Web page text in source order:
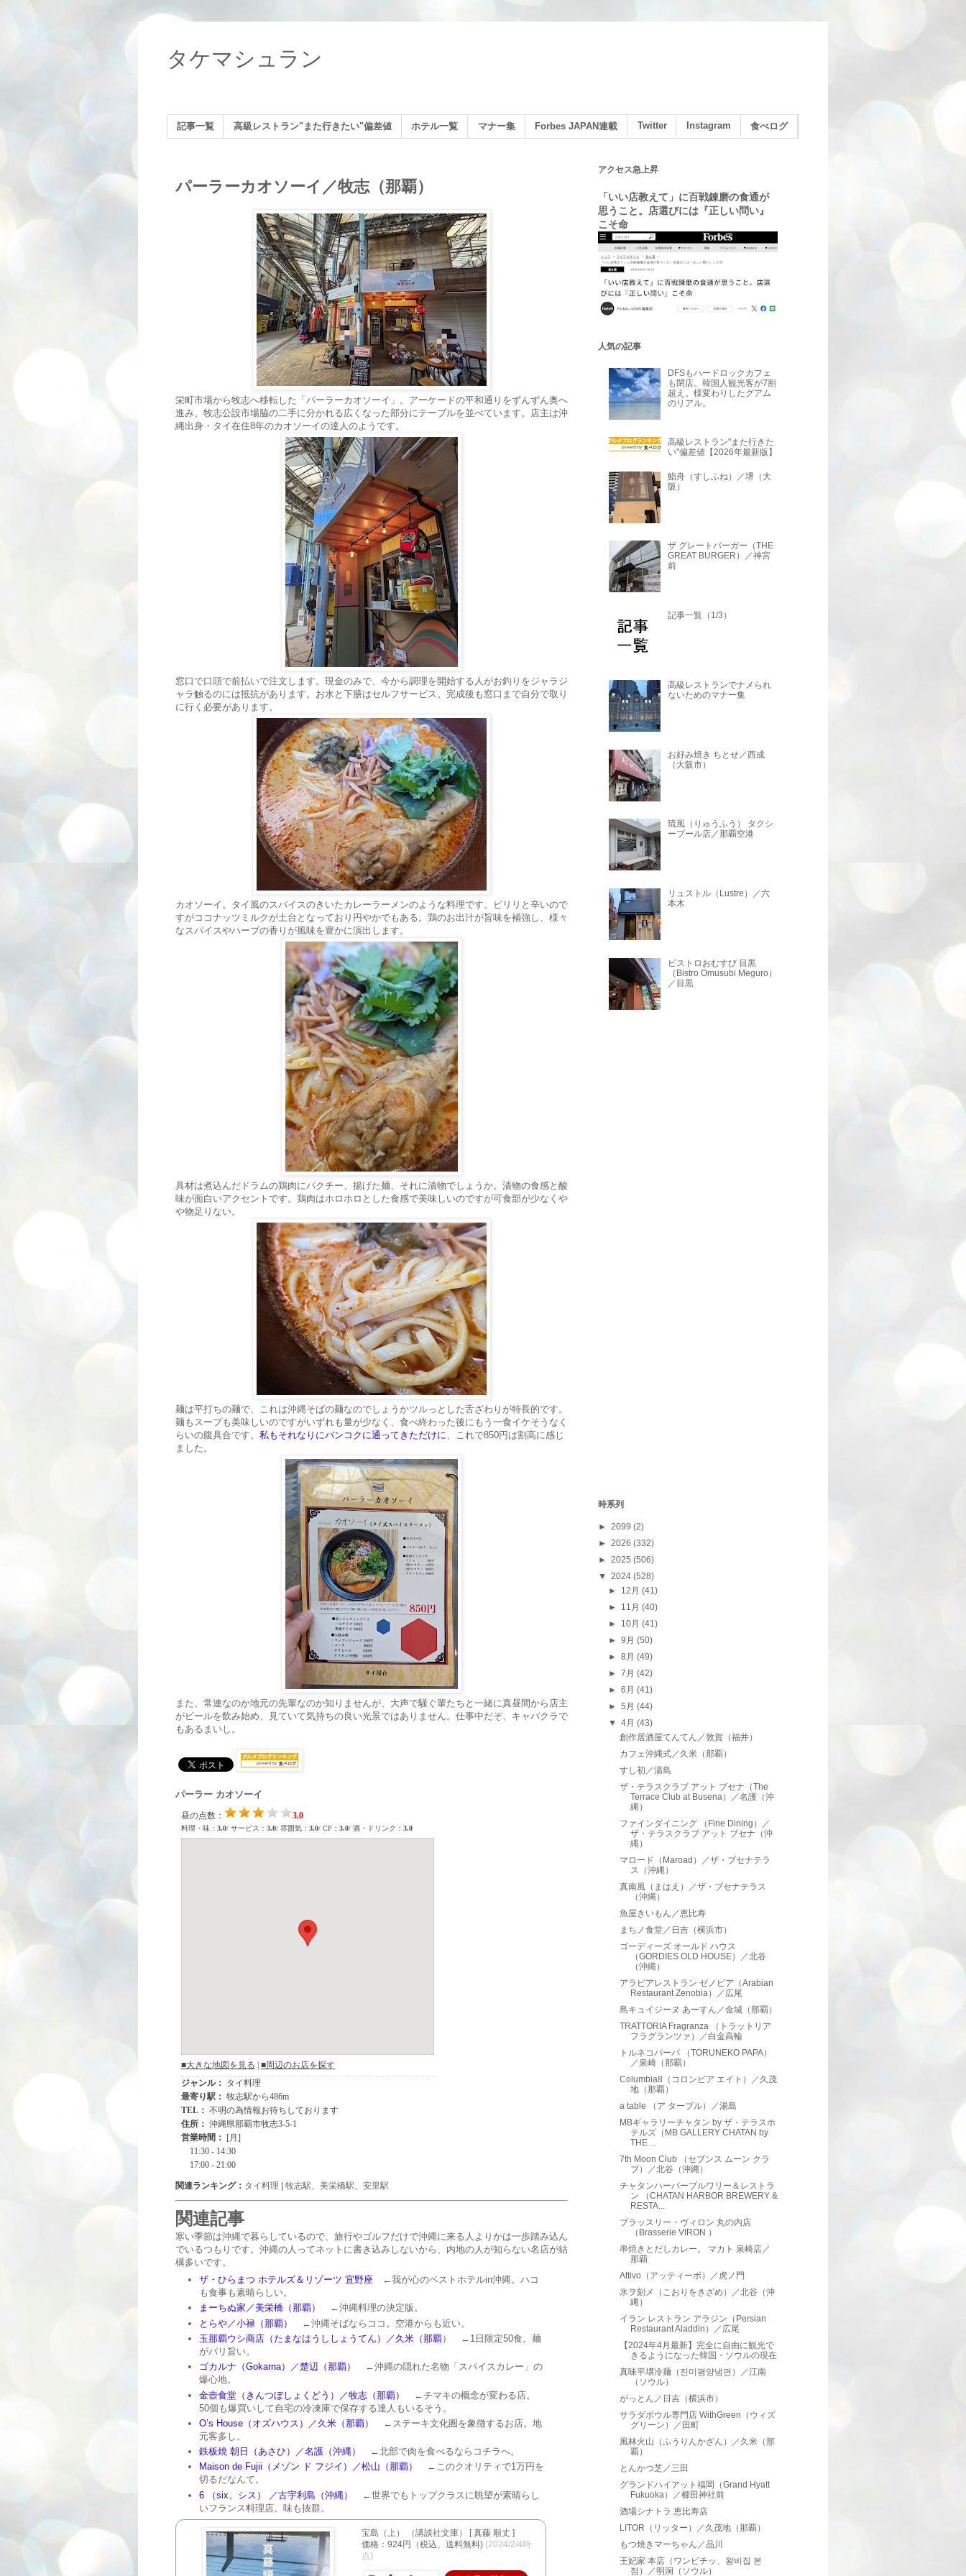
タケマシュラン
記事一覧 高級レストラン"また行きたい"偏差値 ホテル一覧 マナー集 Forbes JAPAN連載 Twitter Instagram 食べログ
パーラーカオソーイ／牧志（那覇）
栄町市場から牧志へ移転した「パーラーカオソーイ」。アーケードの平和通りをずんずん奥へ
進み、牧志公設市場脇の二手に分かれる広くなった部分にテーブルを並べています。店主は沖
縄出身・タイ在住8年のカオソーイの達人のようです。
窓口で口頭で前払いで注文します。現金のみで、今から調理を開始する人がお釣りをジャラジ
ャラ触るのには抵抗があります。お水と下膳はセルフサービス。完成後も窓口まで自分で取り
に行く必要があります。
カオソーイ。タイ風のスパイスのきいたカレーラーメンのような料理です。ピリリと辛いので
すがココナッツミルクが土台となっており円やかでもある。鶏のお出汁が旨味を補強し、様々
なスパイスやハーブの香りが風味を豊かに演出します。
具材は煮込んだドラムの鶏肉にパクチー、揚げた麺、それに漬物でしょうか。漬物の食感と酸
味が面白いアクセントです。鶏肉はホロホロとした食感で美味しいのですが可食部が少なくや
や物足りない。
麺は平打ちの麺で、これは沖縄そばの麺なのでしょうかツルっとした舌ざわりが特長的です。
麺もスープも美味しいのですがいずれも量が少なく、食べ終わった後にもう一食イケそうなく
らいの腹具合です。 私もそれなりにバンコクに通ってきただけに 、これで850円は割高に感じ
ました。
また、常連なのか地元の先輩なのか知りませんが、大声で騒ぐ輩たちと一緒に真昼間から店主
がビールを飲み始め、見ていて気持ちの良い光景ではありません。仕事中だぞ、キャバクラで
もあるまいし。
パーラー カオソーイ
関連ランキング： タイ料理 牧志駅、 美栄橋駅、 安里駅
関連記事
寒い季節は沖縄で暮らしているので、旅行やゴルフだけで沖縄に来る人よりかは一歩踏み込ん
でいるつもりです。沖縄の人ってネットに書き込みしないから、内地の人が知らない名店が結
構多いです。
ザ・ひらまつ ホテルズ＆リゾーツ 宜野座 ←我が心のベストホテルin沖縄。ハコ
も食事も素晴らしい。
まーちぬ家／美栄橋（那覇）
←沖縄料理の決定版。
とらや／小禄（那覇）
←沖縄そばならココ。空港からも近い。
玉那覇ウシ商店（たまなはうししょうてん）／久米（那覇 ） ←1日限定50食。麺
がバリ旨い。
ゴカルナ（Gokarna）／楚辺（那覇）
←沖縄の隠れた名物「スパイスカレー」の
爆心地。
金壺食堂（きんつぼしょくどう）／牧志（那覇）
←チマキの概念が変わる店。
50個も爆買いして自宅の冷凍庫で保存する達人もいるそう。
O’s House（オズハウス）／久米（那覇）
←ステーキ文化圏を象徴するお店。地
元客多し。
鉄板焼 朝日（あさひ）／名護（沖縄）
←北部で肉を食べるならコチラへ。
Maison de Fujii（メゾン ド フジイ）／松山（那覇）
←このクオリティで1万円を
切るだなんて。
6 （six、シス） ／古宇利島（沖縄）
←世界でもトップクラスに眺望が素晴らし
いフランス料理店。味も抜群。
宝島（上） （講談社文庫） [ 真藤 順丈 ]
価格：924円（税込、送料無料) (2024/2/4時
点)
アクセス急上昇
「いい店教えて」に百戦錬磨の食通が
思うこと。店選びには『正しい問い』
こそ命
人気の記事
DFSもハードロックカフェ
も閉店。韓国人観光客が7割
超え。様変わりしたグアム
のリアル。
高級レストラン"また行きた
い"偏差値【2026年最新版】
鮨舟（すしふね）／堺（大
阪）
ザ グレートバーガー（THE
GREAT BURGER）／神宮
前
記事一覧（1/3）
高級レストランでナメられ
ないためのマナー集
お好み焼き ちとせ／西成
（大阪市）
琉風（りゅうふう） タクシ
ープール店／那覇空港
リュストル（Lustre）／六
本木
ビストロおむすび 目黒
（Bistro Omusubi Meguro）
／目黒
時系列
► 2099 (2)
► 2026 (332)
► 2025 (506)
▼ 2024 (528)
► 12月(41)
► 11月(40)
► 10月(41)
►9月(50)
►8月(49)
►7月(42)
►6月(41)
►5月(44)
▼4月(43)
創作居酒屋てんてん／敦賀（福井）
カフェ沖縄式／久米（那覇）
すし初／湯島
ザ・テラスクラブ アット ブセナ（The
Terrace Club at Busena）／名護（沖
縄）
ファインダイニング （Fine Dining）／
ザ・テラスクラブ アット ブセナ（沖
縄）
マロード（Maroad）／ザ・ブセナテラ
ス（沖縄）
真南風（まはえ）／ザ・ブセナテラス
（沖縄）
魚屋きいもん／恵比寿
まちノ食堂／日吉（横浜市）
ゴーディーズ オールド ハウス
（GORDIES OLD HOUSE）／北谷
（沖縄）
アラビアレストラン ゼノビア（Arabian
Restaurant Zenobia）／広尾
島キュイジーヌ あーすん／金城（那覇）
TRATTORIA Fragranza （トラットリア
フラグランツァ）／白金高輪
トルネコパーパ （TORUNEKO PAPA）
／泉崎（那覇）
Columbia8（コロンビア エイト）／久茂
地（那覇）
a table （ア ターブル）／湯島
MBギャラリーチャタン by ザ・テラスホ
テルズ（MB GALLERY CHATAN by
THE ...
7th Moon Club （セブンス ムーン クラ
ブ）／北谷（沖縄）
チャタンハーバーブルワリー＆レストラ
ン （CHATAN HARBOR BREWERY &
RESTA...
ブラッスリー・ヴィロン 丸の内店
（Brasserie VIRON ）
串焼きとだしカレー。 マカト 泉崎店／
那覇
Attivo（アッティーボ）／虎ノ門
氷ヲ刻メ（こおりをきざめ）／北谷（沖
縄）
イラン レストラン アラジン（Persian
Restaurant Aladdin）／広尾
【2024年4月最新】完全に自由に観光で
きるようになった韓国・ソウルの現在
真味平壌冷麺（진미평양냉면）／江南
（ソウル）
がっとん／日吉（横浜市）
サラダボウル専門店 WithGreen（ウィズ
グリーン）／田町
風林火山（ふうりんかざん）／久米（那
覇）
とんかつ芝／三田
グランドハイアット福岡（Grand Hyatt
Fukuoka）／櫛田神社前
酒場シナトラ 恵比寿店
LITOR（リッター）／久茂地（那覇）
もつ焼きマーちゃん／品川
王妃家 本店（ワンビチッ、왕비집 본
점）／明洞（ソウル）